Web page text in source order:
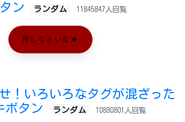
ン
ランダム 11845847人回覧
押しなさいな★
！いろいろなタグが混ざった
ボタン
ランダム 10880801人回覧